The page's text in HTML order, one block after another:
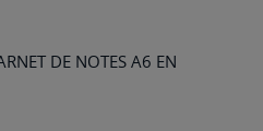
DE NOTES A6 EN